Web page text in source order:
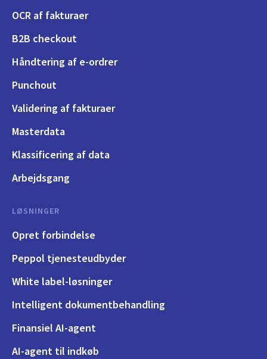
OCR af fakturaer
B2B checkout
Håndtering af e-ordrer
Punchout
Validering af fakturaer
Masterdata
Klassificering af data
Arbejdsgang
LØSNINGER
Opret forbindelse
Peppol tjenesteudbyder
White label-løsninger
Intelligent dokumentbehandling
Finansiel AI-agent
AI-agent til indkøb